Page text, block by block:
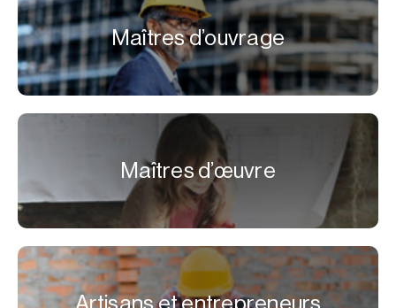
Maîtres d’ouvrage
Maîtres d’œuvre
Artisans et entrepreneurs